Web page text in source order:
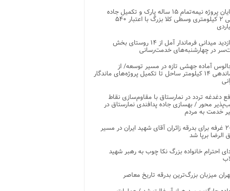
پایان پروژه نیمه‌تمام ۱۵ ساله پارک و تکمیل جاده
اصلی ۲ کیلومتری وسطی کلا بزرگ با اعتبار ۵۴۰
بازدید میدانی فرماندار آمل از ۱۴ روستای بخش
در چهارشنبه‌های خدمت‌رسانی
آماده جهشی تازه در مسیر توسعه/ از
ساماندهی ۱۴ کیلومتر ساحل تا تکمیل پروژه‌های ماندگار
دغدغه تردد در نمارستاق با مقاوم‌سازی نقاط
محور / بهسازی جاده پدافندی نمارستاق در
خدمت به مردم
۲۰ غرفه برای بدرقه زائران آقای شهید ایران در مسیر
الرضا برپا شد
احترام خانواده بزرگ نکا چوب به رهبر شهید
میزبان بزرگ‌ترین بدرقه تاریخ معاصر